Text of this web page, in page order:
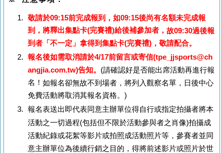
敬請於09:15前完成報到，如09:15後尚有名額未完成報
到，將釋出集點卡(完賽禮)給後補參加者， 故09:30過後報
到者「不一定」拿得到集點卡(完賽禮)，敬請配合。
報名後如需取消請於4/17前留言或寄信(tpe_jjsports@ch
angjia.com.tw)告知。 (請確認好是否能出席活動再進行報
名！ 如報名卻無故不到場者，將列入觀察名單，日後中心
免費活動將取消其報名資格。)
報名表送出即代表同意主辦單位得自行或指定拍攝者將本
活動之一切過程(包括但不限於活動參與者之肖像)拍攝成
活動紀錄或花絮等影片或拍照成活動照片等，參賽者並同
意主辦單位為後續行銷之目的，得將前述影片或照片於世